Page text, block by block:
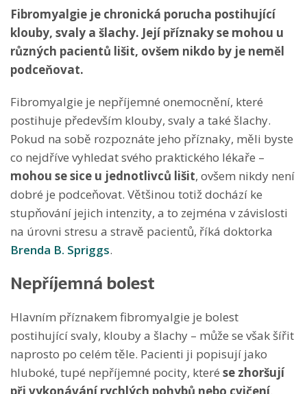
Fibromyalgie je chronická porucha postihující
klouby, svaly a šlachy. Její příznaky se mohou u
různých pacientů lišit, ovšem nikdo by je neměl
podceňovat.
Fibromyalgie je nepříjemné onemocnění, které
postihuje především klouby, svaly a také šlachy.
Pokud na sobě rozpoznáte jeho příznaky, měli byste
co nejdříve vyhledat svého praktického lékaře –
mohou se sice u jednotlivců lišit, ovšem nikdy není
dobré je podceňovat. Většinou totiž dochází ke
stupňování jejich intenzity, a to zejména v závislosti
na úrovni stresu a stravě pacientů, říká doktorka
Brenda B. Spriggs.
Nepříjemná bolest
Hlavním příznakem fibromyalgie je bolest
postihující svaly, klouby a šlachy – může se však šířit
naprosto po celém těle. Pacienti ji popisují jako
hluboké, tupé nepříjemné pocity, které se zhoršují
při vykonávání rychlých pohybů nebo cvičení.